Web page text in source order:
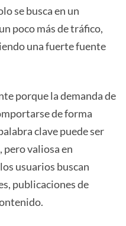
se busca en un
poco más de tráfico,
una fuerte fuente
porque la demanda de
de forma
clave puede ser
pero valiosa en
usuarios buscan
publicaciones de